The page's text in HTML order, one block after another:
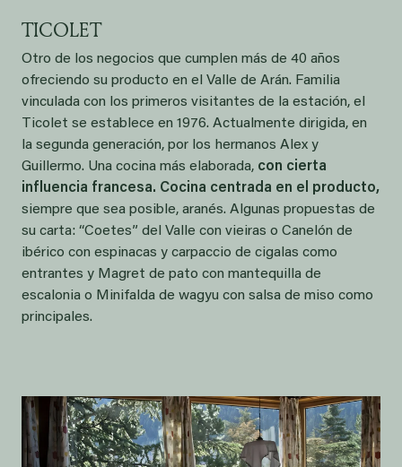
TICOLET
Otro de los negocios que cumplen más de 40 años
ofreciendo su producto en el Valle de Arán. Familia
vinculada con los primeros visitantes de la estación, el
Ticolet se establece en 1976. Actualmente dirigida, en
la segunda generación, por los hermanos Alex y
Guillermo. Una cocina más elaborada, con cierta
influencia francesa. Cocina centrada en el producto,
siempre que sea posible, aranés. Algunas propuestas de
su carta: “Coetes” del Valle con vieiras o Canelón de
ibérico con espinacas y carpaccio de cigalas como
entrantes y Magret de pato con mantequilla de
escalonia o Minifalda de wagyu con salsa de miso como
principales.